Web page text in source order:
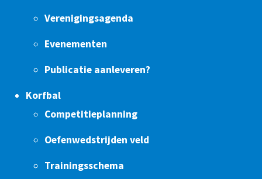
Verenigingsagenda
Evenementen
Publicatie aanleveren?
Korfbal
Competitieplanning
Oefenwedstrijden veld
Trainingsschema